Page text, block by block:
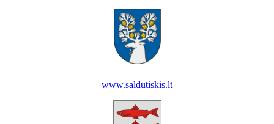
www.saldutiskis.lt